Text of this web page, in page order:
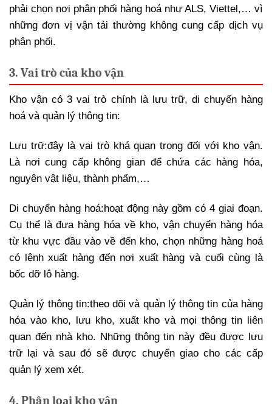
phải chọn nơi phân phối hàng hoá như ALS, Viettel,… vì
những đơn vị vận tải thường không cung cấp dịch vụ
phân phối.
3. Vai trò của kho vận
Kho vận có 3 vai trò chính là lưu trữ, di chuyển hàng
hoá và quản lý thông tin:
Lưu trữ:đây là vai trò khá quan trọng đối với kho vận.
Là nơi cung cấp không gian để chứa các hàng hóa,
nguyên vật liệu, thành phẩm,…
Di chuyển hàng hoá:hoạt động này gồm có 4 giai đoạn.
Cụ thể là đưa hàng hóa về kho, vận chuyển hàng hóa
từ khu vực đầu vào về đến kho, chọn những hàng hoá
có lệnh xuất hàng đến nơi xuất hàng và cuối cùng là
bốc dỡ lô hàng.
Quản lý thông tin:theo dõi và quản lý thông tin của hàng
hóa vào kho, lưu kho, xuất kho và mọi thông tin liên
quan đến nhà kho. Những thông tin này đều được lưu
trữ lại và sau đó sẽ được chuyển giao cho các cấp
quản lý xem xét.
4. Phân loại kho vận